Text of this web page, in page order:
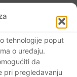
tehnologije poput
o uređaju.
da
pri pregledavanju
0
o privatnosti